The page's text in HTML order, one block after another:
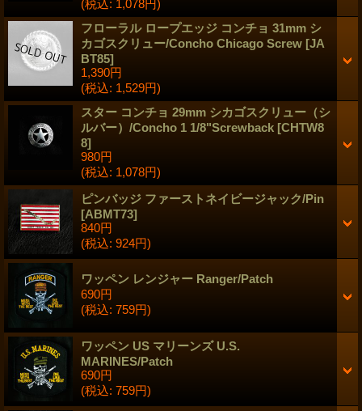
(税込: 1,078円)
フローラル ロープエッジ コンチョ 31mm シ
カゴスクリュー/Concho Chicago Screw [JA
BT85]
1,390円
(税込: 1,529円)
スター コンチョ 29mm シカゴスクリュー（シ
ルバー）/Concho 1 1/8"Screwback [CHTW8
8]
980円
(税込: 1,078円)
ピンバッジ ファーストネイビージャック/Pin
[ABMT73]
840円
(税込: 924円)
ワッペン レンジャー Ranger/Patch
690円
(税込: 759円)
ワッペン US マリーンズ U.S.
MARINES/Patch
690円
(税込: 759円)